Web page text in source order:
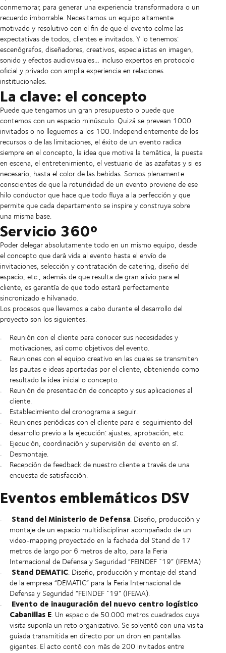
conmemorar, para generar una experiencia transformadora o un
recuerdo imborrable. Necesitamos un equipo altamente
motivado y resolutivo con el fin de que el evento colme las
expectativas de todos, clientes e invitados. Y lo tenemos:
escenógrafos, diseñadores, creativos, especialistas en imagen,
sonido y efectos audiovisuales… incluso expertos en protocolo
oficial y privado con amplia experiencia en relaciones
institucionales.
La clave: el concepto
Puede que tengamos un gran presupuesto o puede que
contemos con un espacio minúsculo. Quizá se prevean 1000
invitados o no lleguemos a los 100. Independientemente de los
recursos o de las limitaciones, el éxito de un evento radica
siempre en el concepto, la idea que motiva la temática, la puesta
en escena, el entretenimiento, el vestuario de las azafatas y si es
necesario, hasta el color de las bebidas. Somos plenamente
conscientes de que la rotundidad de un evento proviene de ese
hilo conductor que hace que todo fluya a la perfección y que
permite que cada departamento se inspire y construya sobre
una misma base.
Servicio 360º
Poder delegar absolutamente todo en un mismo equipo, desde
el concepto que dará vida al evento hasta el envío de
invitaciones, selección y contratación de catering, diseño del
espacio, etc., además de que resulta de gran alivio para el
cliente, es garantía de que todo estará perfectamente
sincronizado e hilvanado.
Los procesos que llevamos a cabo durante el desarrollo del
proyecto son los siguientes:
Reunión con el cliente para conocer sus necesidades y
motivaciones, así como objetivos del evento.
Reuniones con el equipo creativo en las cuales se transmiten
las pautas e ideas aportadas por el cliente, obteniendo como
resultado la idea inicial o concepto.
Reunión de presentación de concepto y sus aplicaciones al
cliente.
Establecimiento del cronograma a seguir.
Reuniones periódicas con el cliente para el seguimiento del
desarrollo previo a la ejecución: ajustes, aprobación, etc.
Ejecución, coordinación y supervisión del evento en sí.
Desmontaje.
Recepción de feedback de nuestro cliente a través de una
encuesta de satisfacción.
Eventos emblemáticos DSV
Stand del Ministerio de Defensa: Diseño, producción y
montaje de un espacio multidisciplinar acompañado de un
video-mapping proyectado en la fachada del Stand de 17
metros de largo por 6 metros de alto, para la Feria
Internacional de Defensa y Seguridad “FEINDEF ´19” (IFEMA)
Stand DEMATIC: Diseño, producción y montaje del stand
de la empresa “DEMATIC” para la Feria Internacional de
Defensa y Seguridad “FEINDEF ´19” (IFEMA).
Evento de inauguración del nuevo centro logístico
Cabanillas E. Un espacio de 50.000 metros cuadrados cuya
visita suponía un reto organizativo. Se solventó con una visita
guiada transmitida en directo por un dron en pantallas
gigantes. El acto contó con más de 200 invitados entre